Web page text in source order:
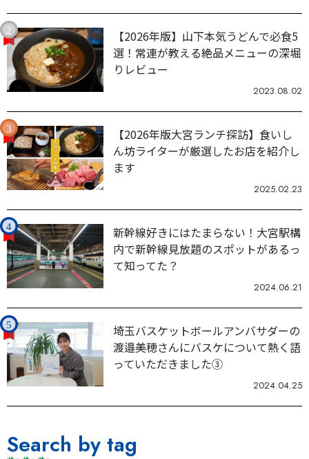
【2026年版】山下本気うどんで必食5
選！常連が教える絶品メニューの深堀
りレビュー
2023.08.02
【2026年版大宮ランチ探訪】食いし
ん坊ライターが厳選したお店を紹介し
ます
2025.02.23
新幹線好きにはたまらない！大宮駅構
内で新幹線見放題のスポットがあるっ
て知ってた？
2024.06.21
埼玉バスケットボールアンバサダーの
渡邉美穂さんにバスケについて熱く語
っていただきました③
2024.04.25
Search by tag